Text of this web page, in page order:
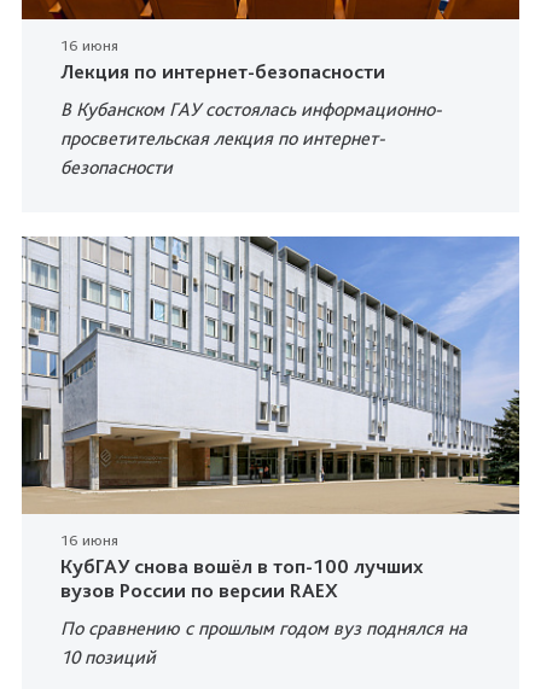
16 июня
Лекция по интернет-безопасности
В Кубанском ГАУ состоялась информационно-
просветительская лекция по интернет-
безопасности
16 июня
КубГАУ снова вошёл в топ-100 лучших
вузов России по версии RAEX
По сравнению с прошлым годом вуз поднялся на
10 позиций